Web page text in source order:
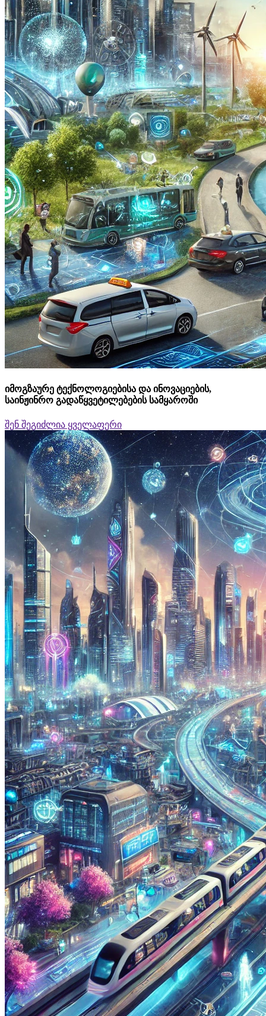
იმოგზაურე ტექნოლოგიებისა და ინოვაციების,
საინჟინრო გადაწყვეტილებების სამყაროში
შენ შეგიძლია ყველაფერი